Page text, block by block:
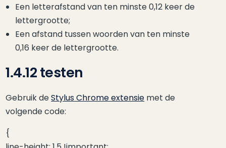
Een letterafstand van ten minste 0,12 keer de
lettergrootte;
Een afstand tussen woorden van ten minste
0,16 keer de lettergrootte.
1.4.12 testen
Gebruik deStylus Chrome extensie met de
volgende code:
{